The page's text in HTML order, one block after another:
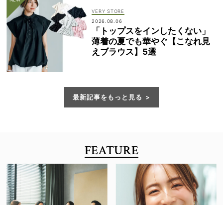
VERY STORE
2026.08.06
「トップスをインしたくない」
薄着の夏でも華やぐ【こなれ見
えブラウス】5選
最新記事をもっと見る
FEATURE